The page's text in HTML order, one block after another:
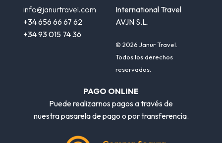
info@janurtravel.com
+34 656 66 67 62
+34 93 015 74 36
International Travel
AVJN S.L.
© 2026 Janur Travel.
Todos los derechos
reservados.
PAGO ONLINE
Puede realizarnos pagos a través de
nuestra pasarela de pago o por transferencia.